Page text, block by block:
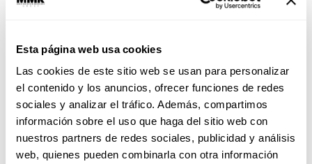
Esta página web usa cookies
Las cookies de este sitio web se usan para personalizar
el contenido y los anuncios, ofrecer funciones de redes
sociales y analizar el tráfico. Además, compartimos
información sobre el uso que haga del sitio web con
nuestros partners de redes sociales, publicidad y análisis
web, quienes pueden combinarla con otra información
• Medios: dos oros
• Diseño: dos oros
Ecko Unltd | «Still Free» – 2006
• https://www.youtube.com/watch?
v=0voy-BiSY9o
• La marca de ropa Ecko Unltd, junto con la